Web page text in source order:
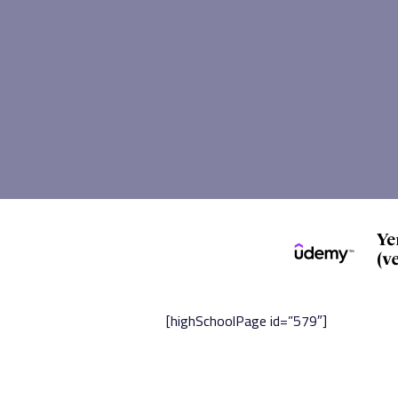
[highSchoolPage id=”579″]